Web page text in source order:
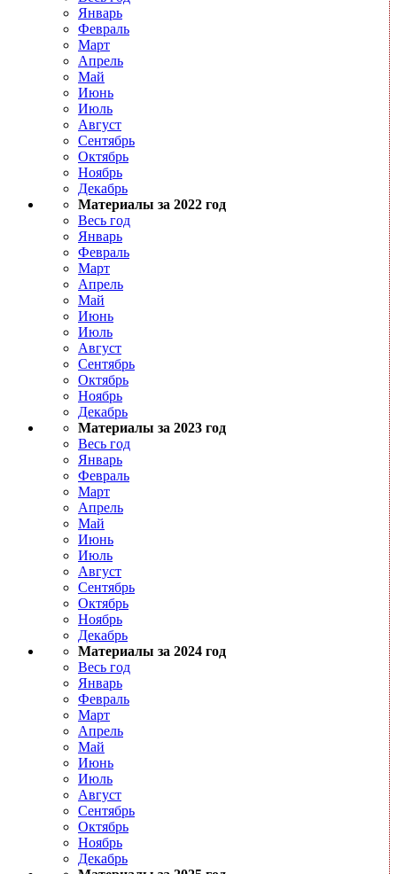
Январь
Февраль
Март
Апрель
Май
Июнь
Июль
Август
Сентябрь
Октябрь
Ноябрь
Декабрь
Материалы за 2022 год
Весь год
Январь
Февраль
Март
Апрель
Май
Июнь
Июль
Август
Сентябрь
Октябрь
Ноябрь
Декабрь
Материалы за 2023 год
Весь год
Январь
Февраль
Март
Апрель
Май
Июнь
Июль
Август
Сентябрь
Октябрь
Ноябрь
Декабрь
Материалы за 2024 год
Весь год
Январь
Февраль
Март
Апрель
Май
Июнь
Июль
Август
Сентябрь
Октябрь
Ноябрь
Декабрь